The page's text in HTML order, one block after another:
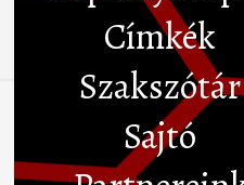
Címkék
Szakszótár
Sajtó